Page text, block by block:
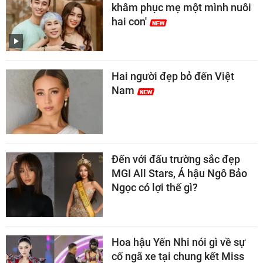
khâm phục mẹ một mình nuôi
hai con'
Hai người đẹp bỏ đến Việt
Nam
Đến với đấu trường sắc đẹp
MGI All Stars, Á hậu Ngô Bảo
Ngọc có lợi thế gì?
Hoa hậu Yến Nhi nói gì về sự
cố ngã xe tại chung kết Miss